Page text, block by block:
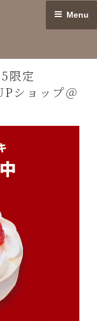
Menu
限定
ショップ＠